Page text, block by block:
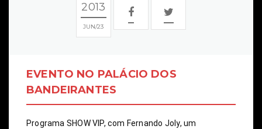
2013
JUN 23
EVENTO NO PALÁCIO DOS
BANDEIRANTES
Programa SHOW VIP, com Fernando Joly, um